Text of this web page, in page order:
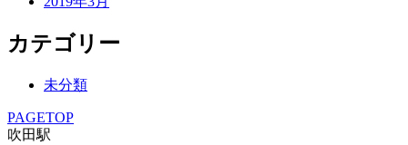
カテゴリー
未分類
PAGETOP
吹田駅